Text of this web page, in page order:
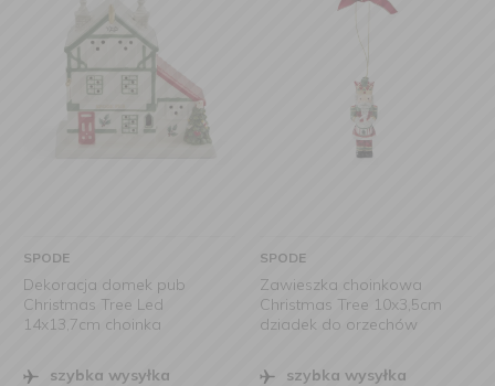
SPODE
Dekoracja domek pub
Christmas Tree Led
14x13,7cm choinka
szybka wysyłka
SPODE
Zawieszka choinkowa
Christmas Tree 10x3,5cm
dziadek do orzechów
szybka wysyłka